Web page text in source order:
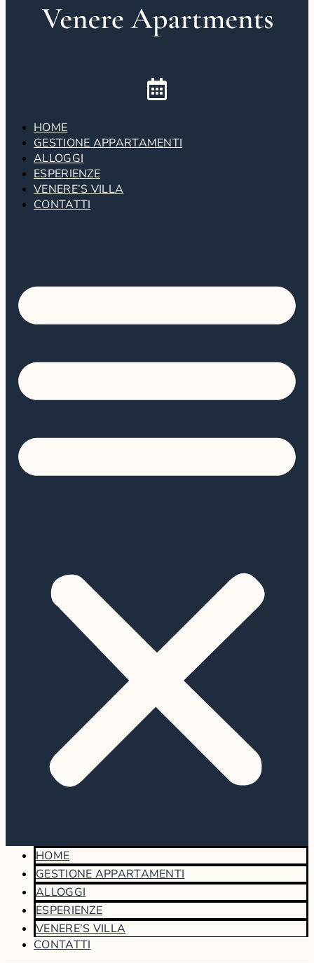
HOME
GESTIONE APPARTAMENTI
ALLOGGI
ESPERIENZE
VENERE’S VILLA
CONTATTI
HOME
GESTIONE APPARTAMENTI
ALLOGGI
ESPERIENZE
VENERE’S VILLA
CONTATTI